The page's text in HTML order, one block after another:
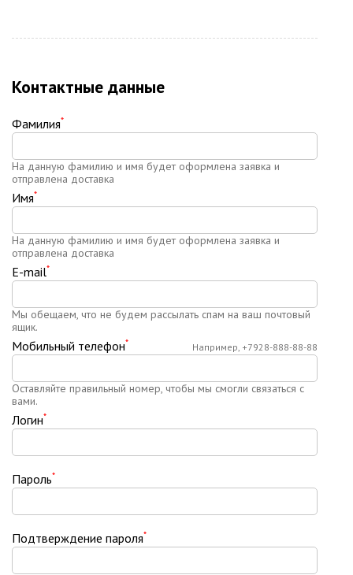
Контактные данные
Фамилия*
На данную фамилию и имя будет оформлена заявка и
отправлена доставка
Имя*
На данную фамилию и имя будет оформлена заявка и
отправлена доставка
E-mail*
Мы обещаем, что не будем рассылать спам на ваш почтовый
ящик.
Мобильный телефон*
Оставляйте правильный номер, чтобы мы смогли связаться с
вами.
Например, +7928-888-88-88
Логин*
Пароль*
Подтверждение пароля*